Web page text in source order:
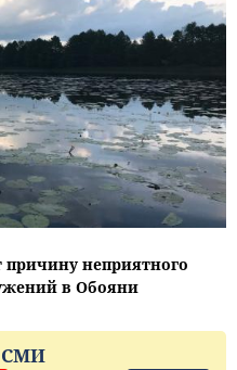
неприятного
в Обояни
СМИ